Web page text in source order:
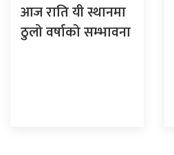
आज राति यी स्थानमा
ठुलो वर्षाको सम्भावना